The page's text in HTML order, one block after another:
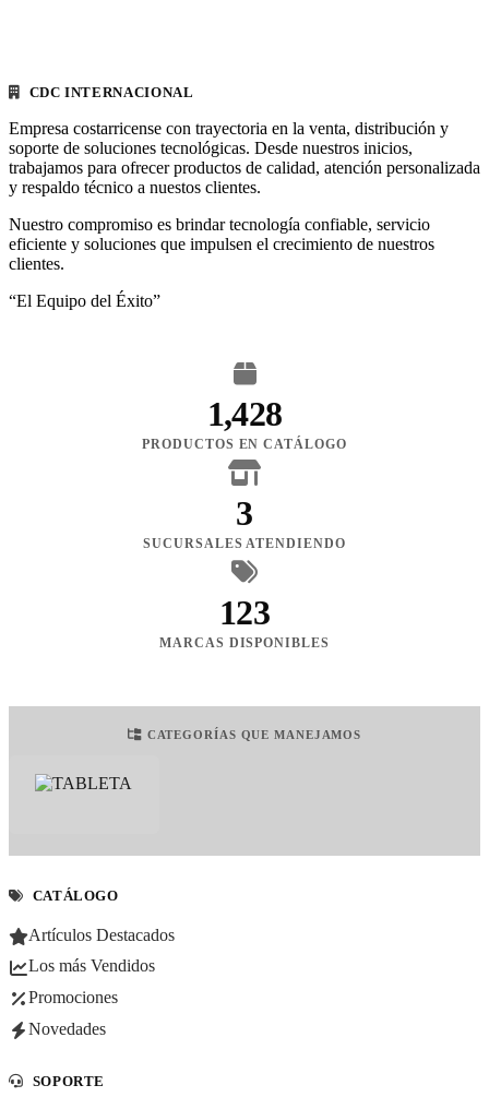
CDC INTERNACIONAL
Empresa costarricense con trayectoria en la venta, distribución y
soporte de soluciones tecnológicas. Desde nuestros inicios,
trabajamos para ofrecer productos de calidad, atención personalizada
y respaldo técnico a nuestos clientes.
Nuestro compromiso es brindar tecnología confiable, servicio
eficiente y soluciones que impulsen el crecimiento de nuestros
clientes.
“El Equipo del Éxito”
1,428
PRODUCTOS EN CATÁLOGO
3
SUCURSALES ATENDIENDO
123
MARCAS DISPONIBLES
CATEGORÍAS QUE MANEJAMOS
CATÁLOGO
Artículos Destacados
Los más Vendidos
Promociones
Novedades
SOPORTE